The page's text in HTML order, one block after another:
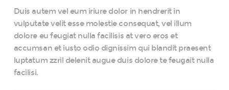
Duis autem vel eum iriure dolor in hendrerit in
vulputate velit esse molestie consequat, vel illum
dolore eu feugiat nulla facilisis at vero eros et
accumsan et iusto odio dignissim qui blandit praesent
luptatum zzril delenit augue duis dolore te feugait nulla
facilisi.